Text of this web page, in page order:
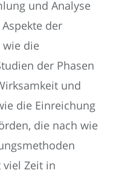
und Analyse
der
die
der Phasen
und
die Einreichung
die nach wie
Zeit in